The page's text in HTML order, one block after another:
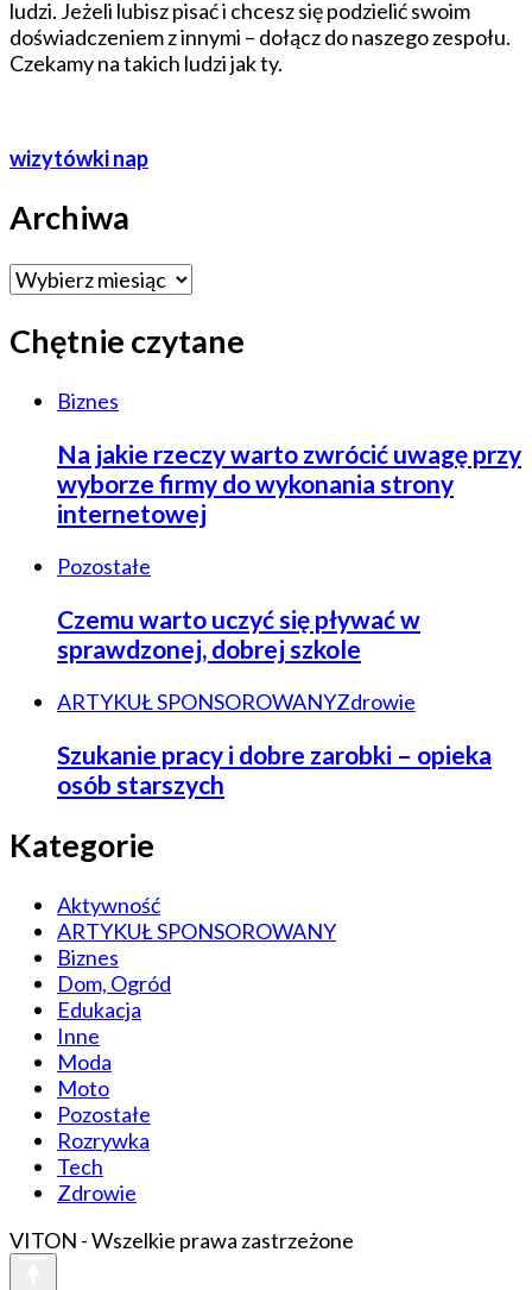
ludzi. Jeżeli lubisz pisać i chcesz się podzielić swoim
doświadczeniem z innymi – dołącz do naszego zespołu.
Czekamy na takich ludzi jak ty.
wizytówki nap
Archiwa
Archiwa
Chętnie czytane
Biznes
Na jakie rzeczy warto zwrócić uwagę przy
wyborze firmy do wykonania strony
internetowej
Pozostałe
Czemu warto uczyć się pływać w
sprawdzonej, dobrej szkole
ARTYKUŁ SPONSOROWANYZdrowie
Szukanie pracy i dobre zarobki – opieka
osób starszych
Kategorie
Aktywność
ARTYKUŁ SPONSOROWANY
Biznes
Dom, Ogród
Edukacja
Inne
Moda
Moto
Pozostałe
Rozrywka
Tech
Zdrowie
VITON - Wszelkie prawa zastrzeżone